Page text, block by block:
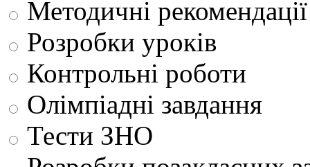
Методичні рекомендації
Розробки уроків
Контрольні роботи
Олімпіадні завдання
Тести ЗНО